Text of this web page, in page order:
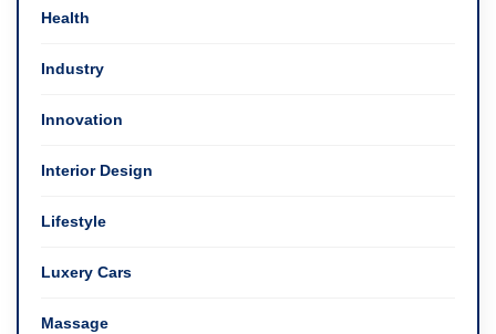
Health
Industry
Innovation
Interior Design
Lifestyle
Luxery Cars
Massage